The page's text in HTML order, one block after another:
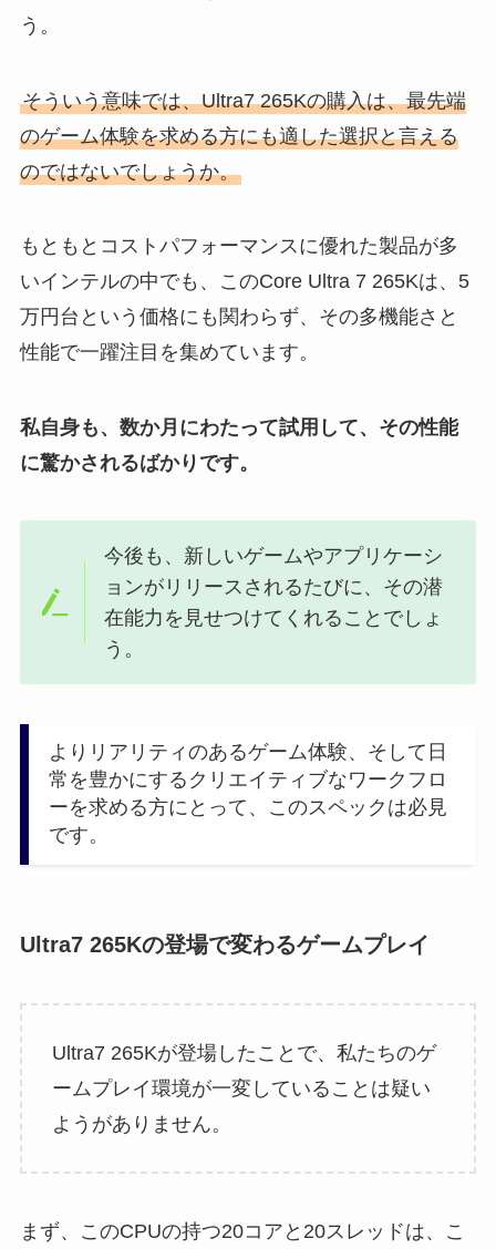
う。
そういう意味では、Ultra7 265Kの購入は、最先端
のゲーム体験を求める方にも適した選択と言える
のではないでしょうか。
もともとコストパフォーマンスに優れた製品が多
いインテルの中でも、このCore Ultra 7 265Kは、5
万円台という価格にも関わらず、その多機能さと
性能で一躍注目を集めています。
私自身も、数か月にわたって試用して、その性能
に驚かされるばかりです。
今後も、新しいゲームやアプリケーシ
ョンがリリースされるたびに、その潜
在能力を見せつけてくれることでしょ
う。
よりリアリティのあるゲーム体験、そして日
常を豊かにするクリエイティブなワークフロ
ーを求める方にとって、このスペックは必見
です。
Ultra7 265Kの登場で変わるゲームプレイ
Ultra7 265Kが登場したことで、私たちのゲ
ームプレイ環境が一変していることは疑い
ようがありません。
まず、このCPUの持つ20コアと20スレッドは、こ